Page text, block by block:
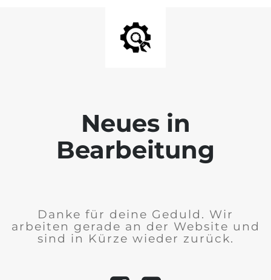
Neues in
Bearbeitung
Danke für deine Geduld. Wir
arbeiten gerade an der Website und
sind in Kürze wieder zurück.